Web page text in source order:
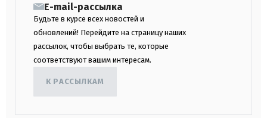
E-mail-рассылка
Будьте в курсе всех новостей и
обновлений! Перейдите на страницу наших
рассылок, чтобы выбрать те, которые
соответствуют вашим интересам.
К РАССЫЛКАМ